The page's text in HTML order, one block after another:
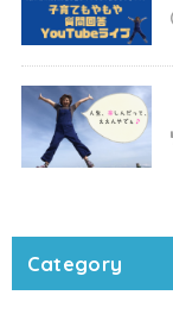
Category